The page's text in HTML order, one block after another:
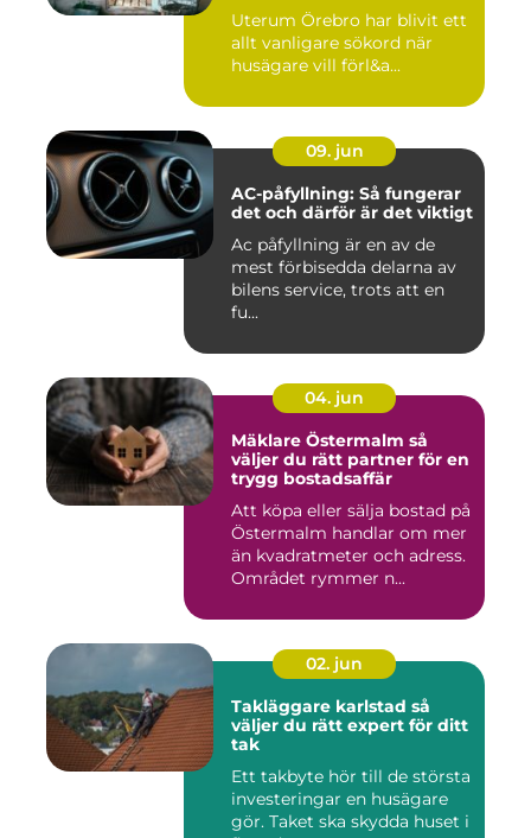
Uterum Örebro har blivit ett
allt vanligare sökord när
husägare vill förl&a...
09. jun
AC-påfyllning: Så fungerar
det och därför är det viktigt
Ac påfyllning är en av de
mest förbisedda delarna av
bilens service, trots att en
fu...
04. jun
Mäklare Östermalm så
väljer du rätt partner för en
trygg bostadsaffär
Att köpa eller sälja bostad på
Östermalm handlar om mer
än kvadratmeter och adress.
Området rymmer n...
02. jun
Takläggare karlstad så
väljer du rätt expert för ditt
tak
Ett takbyte hör till de största
investeringar en husägare
gör. Taket ska skydda huset i